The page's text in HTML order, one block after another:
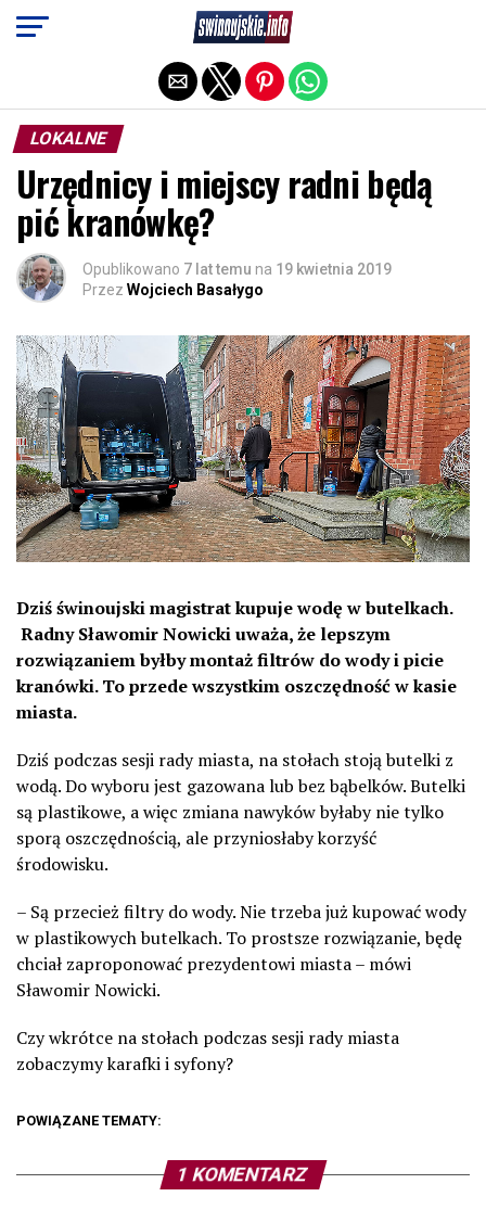
LOKALNE
Urzędnicy i miejscy radni będą
pić kranówkę?
Opublikowano 7 lat temu na 19 kwietnia 2019
Przez Wojciech Basałygo
Dziś świnoujski magistrat kupuje wodę w butelkach.
Radny Sławomir Nowicki uważa, że lepszym
rozwiązaniem byłby montaż filtrów do wody i picie
kranówki. To przede wszystkim oszczędność w kasie
miasta.
Dziś podczas sesji rady miasta, na stołach stoją butelki z
wodą. Do wyboru jest gazowana lub bez bąbelków. Butelki
są plastikowe, a więc zmiana nawyków byłaby nie tylko
sporą oszczędnością, ale przyniosłaby korzyść
środowisku.
– Są przecież filtry do wody. Nie trzeba już kupować wody
w plastikowych butelkach. To prostsze rozwiązanie, będę
chciał zaproponować prezydentowi miasta – mówi
Sławomir Nowicki.
Czy wkrótce na stołach podczas sesji rady miasta
zobaczymy karafki i syfony?
POWIĄZANE TEMATY:
1 KOMENTARZ
Exit mobile version